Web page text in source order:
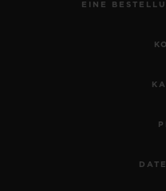
TITANIUM
EINE